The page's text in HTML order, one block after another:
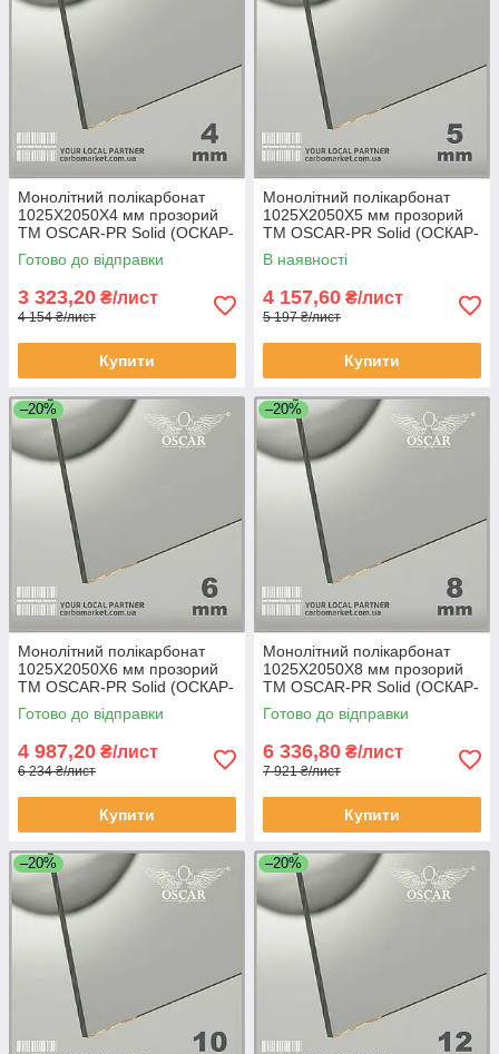
Монолітний полікарбонат
1025Х2050Х4 мм прозорий
TM OSCAR-PR Solid (ОСКАР-
Преміум) Сербія
Готово до відправки
3 323,20 ₴/лист
4 154 ₴/лист
Купити
Монолітний полікарбонат
1025Х2050Х5 мм прозорий
TM OSCAR-PR Solid (ОСКАР-
Преміум) Сербія
В наявності
4 157,60 ₴/лист
5 197 ₴/лист
Купити
–20%
Монолітний полікарбонат
1025Х2050Х6 мм прозорий
TM OSCAR-PR Solid (ОСКАР-
Преміум) Сербія
Готово до відправки
4 987,20 ₴/лист
6 234 ₴/лист
Купити
–20%
Монолітний полікарбонат
1025Х2050Х8 мм прозорий
TM OSCAR-PR Solid (ОСКАР-
Преміум) Сербія
Готово до відправки
6 336,80 ₴/лист
7 921 ₴/лист
Купити
–20% –20%